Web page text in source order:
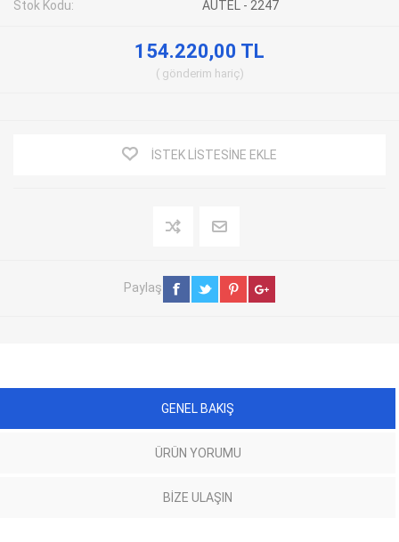
Stok Kodu: AUTEL - 2247
154.220,00 TL
gönderim hariç
İSTEK LISTESINE EKLE
Paylaş
GENEL BAKIŞ
ÜRÜN YORUMU
BIZE ULAŞIN